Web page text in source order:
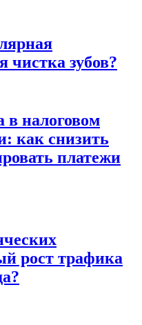
чистка зубов?
в налоговом
как снизить
платежи
рост трафика